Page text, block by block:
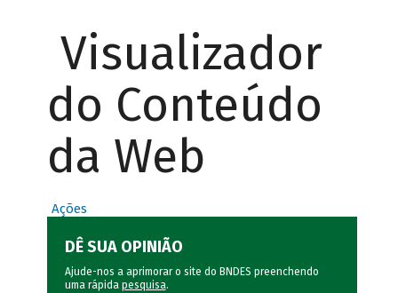
Visualizador
do Conteúdo
da Web
Ações
DÊ SUA OPINIÃO
Ajude-nos a aprimorar o site do BNDES preenchendo
uma rápida pesquisa.